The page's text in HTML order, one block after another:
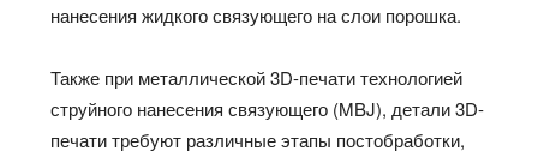
нанесения жидкого связующего на слои порошка.
Также при металлической 3D-печати технологией
струйного нанесения связующего (MBJ), детали 3D-
печати требуют различные этапы постобработки,